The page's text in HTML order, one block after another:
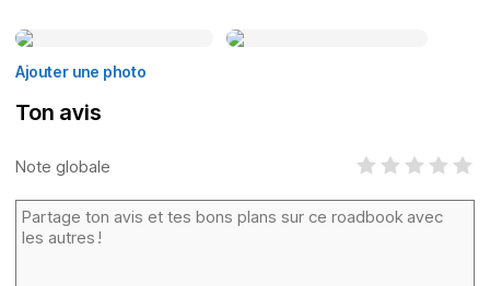
Ajouter une photo
Ton avis
Note globale